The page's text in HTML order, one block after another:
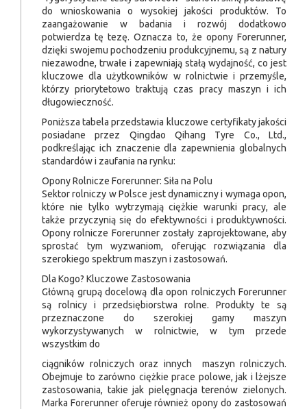
do wnioskowania o wysokiej jakości produktów. To
zaangażowanie w badania i rozwój dodatkowo
potwierdza tę tezę. Oznacza to, że opony Forerunner,
dzięki swojemu pochodzeniu produkcyjnemu, są z natury
niezawodne, trwałe i zapewniają stałą wydajność, co jest
kluczowe dla użytkowników w rolnictwie i przemyśle,
którzy priorytetowo traktują czas pracy maszyn i ich
długowieczność.
Poniższa tabela przedstawia kluczowe certyfikaty jakości
posiadane przez Qingdao Qihang Tyre Co., Ltd.,
podkreślając ich znaczenie dla zapewnienia globalnych
standardów i zaufania na rynku:
Opony Rolnicze Forerunner: Siła na Polu
Sektor rolniczy w Polsce jest dynamiczny i wymaga opon,
które nie tylko wytrzymają ciężkie warunki pracy, ale
także przyczynią się do efektywności i produktywności.
Opony rolnicze Forerunner zostały zaprojektowane, aby
sprostać tym wyzwaniom, oferując rozwiązania dla
szerokiego spektrum maszyn i zastosowań.
Dla Kogo? Kluczowe Zastosowania
Główną grupą docelową dla opon rolniczych Forerunner
są rolnicy i przedsiębiorstwa rolne. Produkty te są
przeznaczone do szerokiej gamy maszyn
wykorzystywanych w rolnictwie, w tym przede
wszystkim do
ciągników rolniczych oraz innych maszyn rolniczych.
Obejmuje to zarówno ciężkie prace polowe, jak i lżejsze
zastosowania, takie jak pielęgnacja terenów zielonych.
Marka Forerunner oferuje również opony do zastosowań